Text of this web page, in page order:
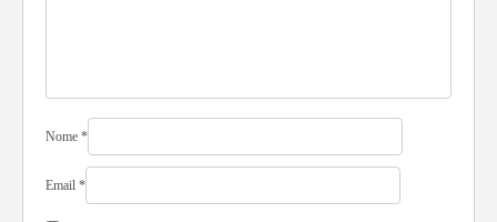
Nome *
Email *